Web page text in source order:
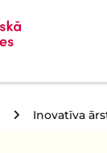
Inovatīva